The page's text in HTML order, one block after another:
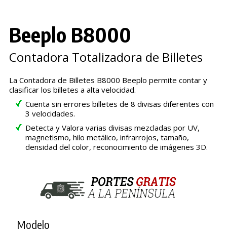
Beeplo B8000
Contadora Totalizadora de Billetes
La Contadora de Billetes B8000 Beeplo permite contar y
clasificar los billetes a alta velocidad.
Cuenta sin errores billetes de 8 divisas diferentes con
3 velocidades.
Detecta y Valora varias divisas mezcladas por UV,
magnetismo, hilo metálico, infrarrojos, tamaño,
densidad del color, reconocimiento de imágenes 3D.
Modelo